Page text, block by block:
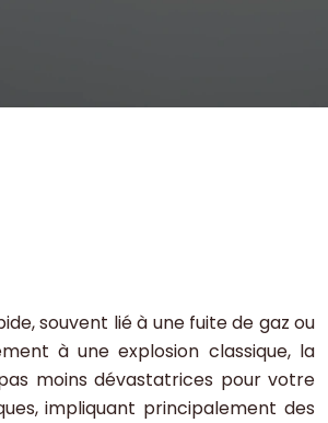
souvent lié à une fuite de gaz ou
à une explosion classique, la
moins dévastatrices pour votre
impliquant principalement des